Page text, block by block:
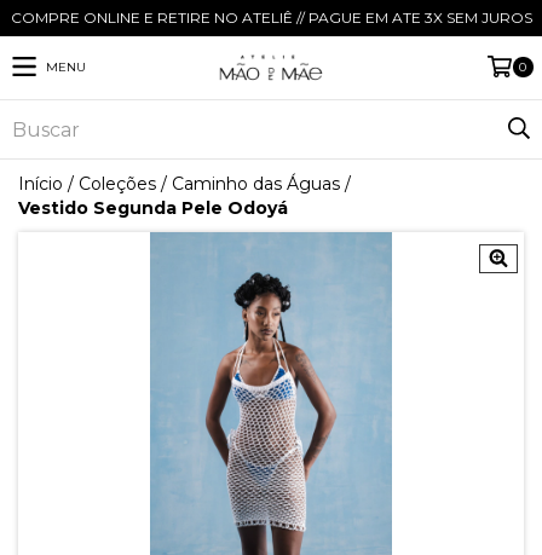
COMPRE ONLINE E RETIRE NO ATELIÊ // PAGUE EM ATE 3X SEM JUROS
MENU 0
Início / Coleções / Caminho das Águas /
Vestido Segunda Pele Odoyá